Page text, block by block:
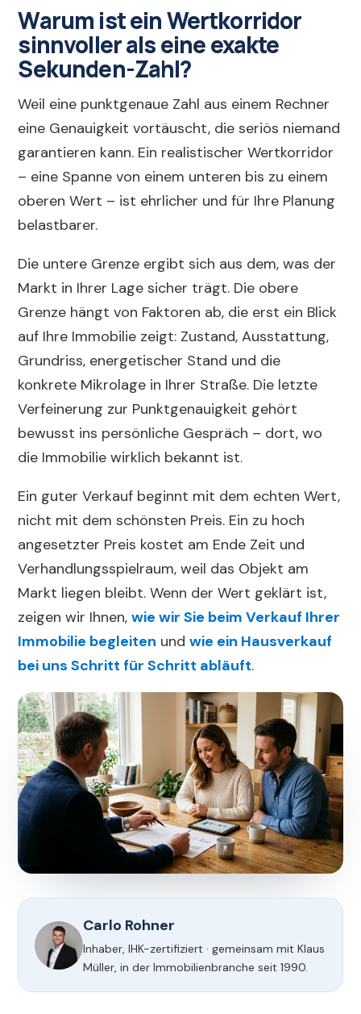
Warum ist ein Wertkorridor
sinnvoller als eine exakte
Sekunden-Zahl?
Weil eine punktgenaue Zahl aus einem Rechner
eine Genauigkeit vortäuscht, die seriös niemand
garantieren kann. Ein realistischer Wertkorridor
– eine Spanne von einem unteren bis zu einem
oberen Wert – ist ehrlicher und für Ihre Planung
belastbarer.
Die untere Grenze ergibt sich aus dem, was der
Markt in Ihrer Lage sicher trägt. Die obere
Grenze hängt von Faktoren ab, die erst ein Blick
auf Ihre Immobilie zeigt: Zustand, Ausstattung,
Grundriss, energetischer Stand und die
konkrete Mikrolage in Ihrer Straße. Die letzte
Verfeinerung zur Punktgenauigkeit gehört
bewusst ins persönliche Gespräch – dort, wo
die Immobilie wirklich bekannt ist.
Ein guter Verkauf beginnt mit dem echten Wert,
nicht mit dem schönsten Preis. Ein zu hoch
angesetzter Preis kostet am Ende Zeit und
Verhandlungsspielraum, weil das Objekt am
Markt liegen bleibt. Wenn der Wert geklärt ist,
zeigen wir Ihnen,wie wir Sie beim Verkauf Ihrer
Immobilie begleiten undwie ein Hausverkauf
bei uns Schritt für Schritt abläuft.
Carlo Rohner
Inhaber, IHK-zertifiziert · gemeinsam mit Klaus
Müller, in der Immobilienbranche seit 1990.